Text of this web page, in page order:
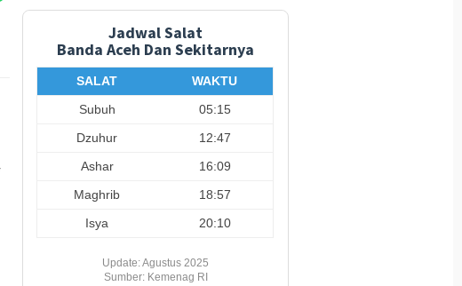
Jadwal Salat
Banda Aceh Dan Sekitarnya
SALAT
WAKTU
Subuh
05:15
Dzuhur
12:47
Ashar
16:09
Maghrib
18:57
Isya
20:10
Update: Agustus 2025
Sumber: Kemenag RI